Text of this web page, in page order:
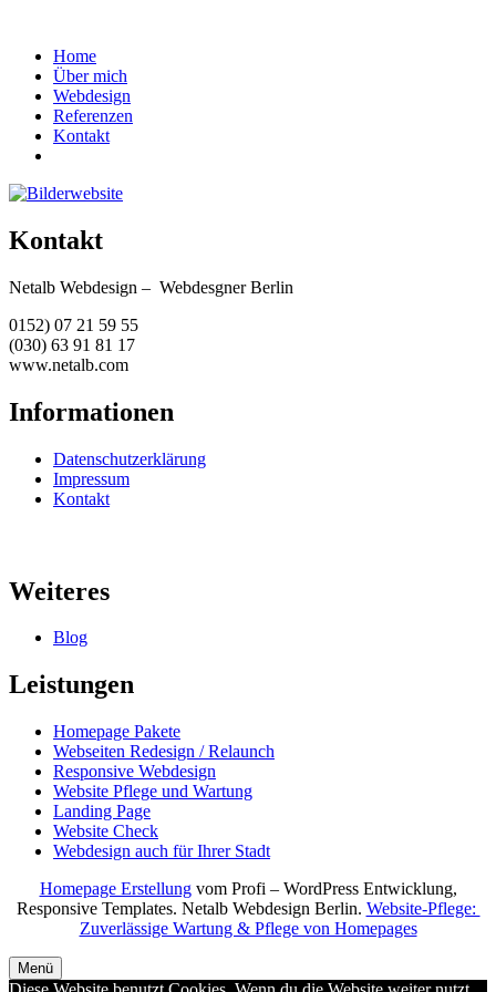
Home
Über mich
Webdesign
Referenzen
Kontakt
Kontakt
Netalb Webdesign – Webdesgner Berlin
0152) 07 21 59 55
(030) 63 91 81 17
www.netalb.com
Informationen
Datenschutzerklärung
Impressum
Kontakt
Weiteres
Blog
Leistungen
Homepage Pakete
Webseiten Redesign / Relaunch
Responsive Webdesign
Website Pflege und Wartung
Landing Page
Website Check
Webdesign auch für Ihrer Stadt
Homepage Erstellungvom Profi – WordPress Entwicklung,
Responsive Templates. Netalb Webdesign Berlin. Website-Pflege:
Zuverlässige Wartung & Pflege von Homepages
Menü